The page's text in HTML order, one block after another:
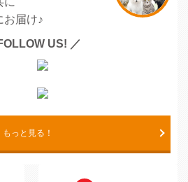
お届け♪
US! ／
もっと見る！